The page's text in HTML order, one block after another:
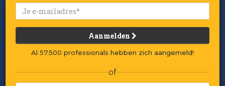
Aanmelden
Al 57.500 professionals hebben zich aangemeld!
of